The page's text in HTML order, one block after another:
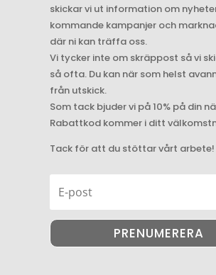
skickar vi ut information om
kommande kampanjer och
där ni kan träffa oss.
Vi tycker inte om skräppost så vi
så ofta. Du kan när som helst
från utskick.
Som tack bjuder vi på 10% på din
Rabattkod kommer i ditt
Tack för att du stöttar vårt arbete!
PRENUMERERA